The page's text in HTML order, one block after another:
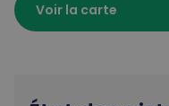
Voir la carte